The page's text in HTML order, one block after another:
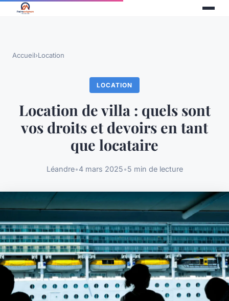
Accueil›Location
LOCATION
Location de villa : quels sont
vos droits et devoirs en tant
que locataire
Léandre•4 mars 2025•5 min de lecture